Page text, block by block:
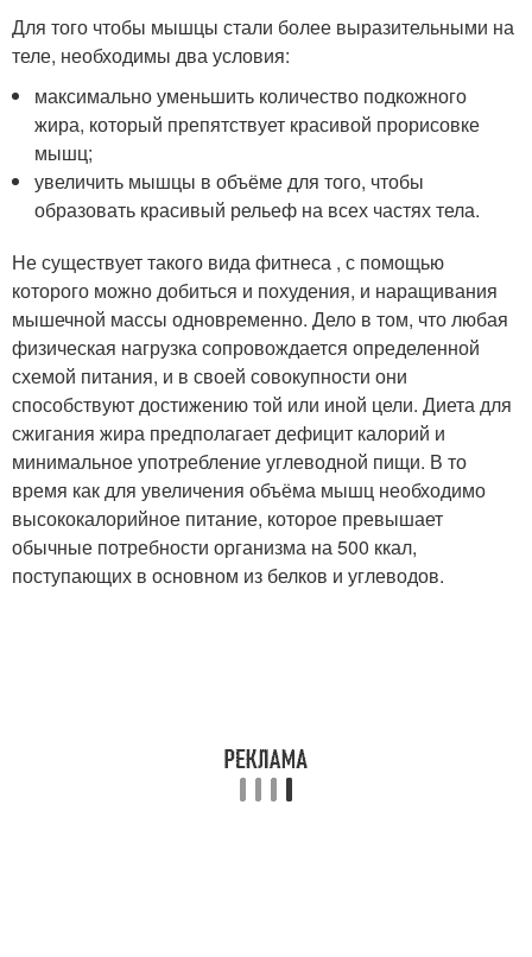
Для того чтобы мышцы стали более выразительными на
теле, необходимы два условия:
максимально уменьшить количество подкожного
жира, который препятствует красивой прорисовке
мышц;
увеличить мышцы в объёме для того, чтобы
образовать красивый рельеф на всех частях тела.
Не существует такого вида фитнеса , с помощью
которого можно добиться и похудения, и наращивания
мышечной массы одновременно. Дело в том, что любая
физическая нагрузка сопровождается определенной
схемой питания, и в своей совокупности они
способствуют достижению той или иной цели. Диета для
сжигания жира предполагает дефицит калорий и
минимальное употребление углеводной пищи. В то
время как для увеличения объёма мышц необходимо
высококалорийное питание, которое превышает
обычные потребности организма на 500 ккал,
поступающих в основном из белков и углеводов.